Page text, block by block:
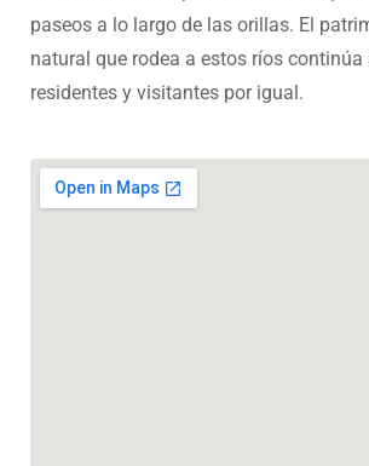
paseos a lo largo de las orillas. El
natural que rodea a estos ríos continúa
residentes y visitantes por igual.